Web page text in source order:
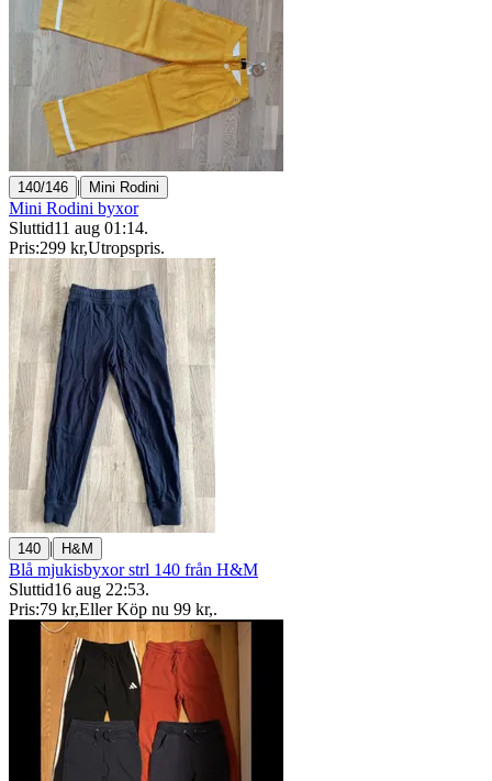
140/146 | Mini Rodini
Mini Rodini byxor
Sluttid11 aug 01:14.
Pris:299 kr,Utropspris.
140 | H&M
Blå mjukisbyxor strl 140 från H&M
Sluttid16 aug 22:53.
Pris:79 kr,Eller Köp nu 99 kr,.